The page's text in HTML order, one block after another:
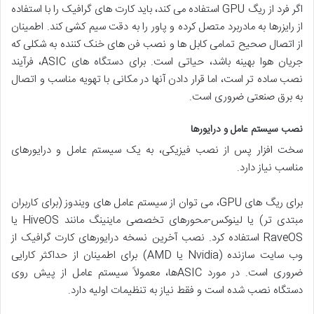
اگر فرد از ریگ GPU استفاده می کند، باید کارت های گرافیک را با استفاده
از رایزرها به مادربرد متصل کرده و پاور را به دقت سیم کشی کند. اطمینان
از اتصال صحیح تمامی کابل ها و نصب فن های خنک کننده به شکلی که
جریان هوا بهینه باشد، حیاتی است. برای دستگاه های ASIC، فرآیند
نصب ساده تر است، اما قرار دادن آنها در مکانی با تهویه مناسب و اتصال
به برق صنعتی ضروری است.
نصب سیستم عامل و درایورها
سخت افزار پس از نصب فیزیکی، به یک سیستم عامل و درایورهای
مناسب نیاز دارد.
برای ریگ های GPU، می توان از سیستم عامل های ویندوز (برای کاربران
مبتدی تر) یا لینوکس-محورهای تخصصی ماینینگ مانند HiveOS یا
RaveOS استفاده کرد. نصب آخرین نسخه درایورهای کارت گرافیک از
وب سایت سازنده (Nvidia یا AMD) برای اطمینان از حداکثر کارایی
ضروری است. در مورد ASICها، معمولاً سیستم عامل از پیش روی
دستگاه نصب شده است و فقط نیاز به تنظیمات اولیه دارد.